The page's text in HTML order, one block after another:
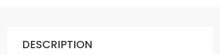
DESCRIPTION